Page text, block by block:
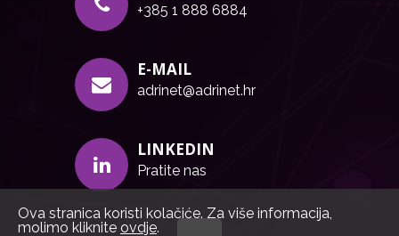
+385 1 888 6884
E-MAIL
adrinet@adrinet.hr
LINKEDIN
Pratite nas
Ova stranica koristi kolačiće. Za više informacija,
molimo kliknite ovdje.